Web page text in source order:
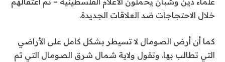
خلال الاحتجاجات ضد العلاقات الجديدة.
كما أن أرض الصومال لا تسيطر بشكل كامل على الأراضي
التي تطالب بها. وتقول ولاية شمال شرق الصومال التي تم